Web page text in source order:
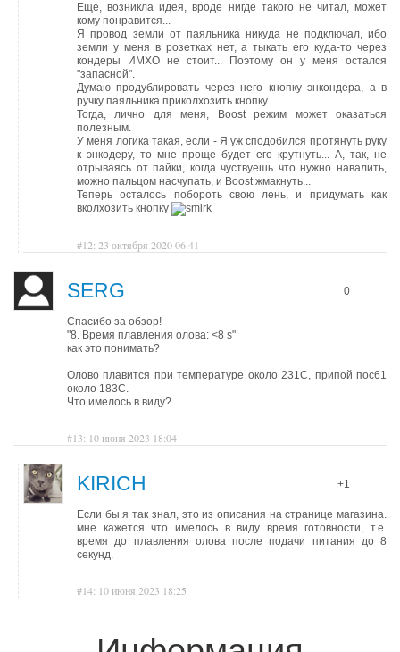
Еще, возникла идея, вроде нигде такого не читал, может
кому понравится...
Я провод земли от паяльника никуда не подключал, ибо
земли у меня в розетках нет, а тыкать его куда-то через
кондеры ИМХО не стоит... Поэтому он у меня остался
"запасной".
Думаю продублировать через него кнопку энкондера, а в
ручку паяльника приколхозить кнопку.
Тогда, лично для меня, Boost режим может оказаться
полезным.
У меня логика такая, если - Я уж сподобился протянуть руку
к энкодеру, то мне проще будет его крутнуть... А, так, не
отрываясь от пайки, когда чуствуешь что нужно навалить,
можно пальцом насчупать, и Boost жмакнуть...
Теперь осталось побороть свою лень, и придумать как
вколхозить кнопку
#12: 23 октября 2020 06:41
SERG 0
Спасибо за обзор!
"8. Время плавления олова: <8 s"
как это понимать?
Олово плавится при температуре около 231С, припой пос61
около 183С.
Что имелось в виду?
#13: 10 июня 2023 18:04
KIRICH +1
Если бы я так знал, это из описания на странице магазина.
мне кажется что имелось в виду время готовности, т.е.
время до плавления олова после подачи питания до 8
секунд.
#14: 10 июня 2023 18:25